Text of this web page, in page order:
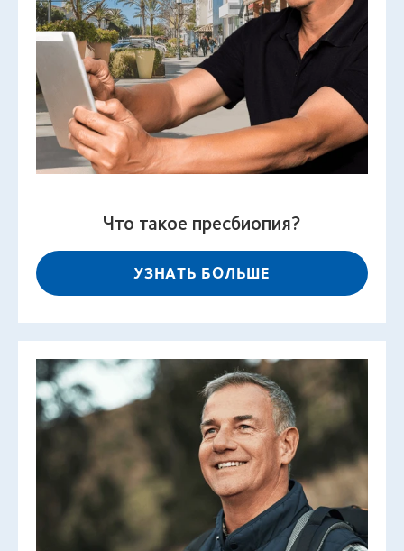
Что такое пресбиопия?
УЗНАТЬ БОЛЬШЕ